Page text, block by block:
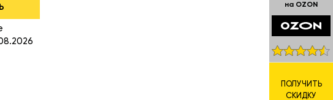
на OZON
ПОЛУЧИТЬ
СКИДКУ